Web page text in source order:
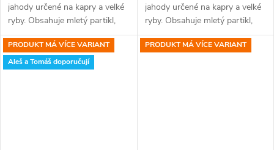
jahody určené na kapry a velké
ryby. Obsahuje mletý partikl,
sladké sušenky, arašídy a další
složky lákavé pro kapry.
Atraktivita byla ještě...
jahody určené na kapry a velké
ryby. Obsahuje mletý partikl,
sladké sušenky, arašídy a další
složky lákavé pro kapry.
PRODUKT MÁ VÍCE VARIANT
Aleš a Tomáš doporučují
PRODUKT MÁ VÍCE VARIANT